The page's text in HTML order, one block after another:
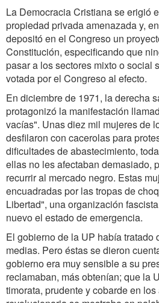
La Democracia Cristiana se erigió
propiedad privada amenazada y,
depositó en el Congreso un
Constitución, especificando que
pasar a los sectores mixto o social
votada por el Congreso al efecto.
En diciembre de 1971, la derecha
protagonizó la manifestación
vacías". Unas diez mil mujeres de
desfilaron con cacerolas para
dificultades de abastecimiento,
ellas no les afectaban demasiado,
recurrir al mercado negro. Estas
encuadradas por las tropas de
Libertad", una organización
nuevo el estado de emergencia.
El gobierno de la UP había tratado
medias. Pero éstas se dieron
gobierno era muy sensible a su
reclamaban, más obtenían; que la
timorata, prudente y cobarde en